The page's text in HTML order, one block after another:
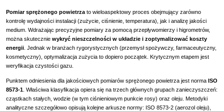
Pomiar sprężonego powietrza to wieloaspektowy proces obejmujący zarówno
kontrolę wydajności instalacji (zużycie, ciśnienie, temperatura), jak i analizę jakości
medium. Wdrażając precyzyjne pomiary za pomocą przepływomierzy i higrometrów,
można skutecznie wykryć nieszczelności w układzie i zoptymalizować koszty
energii . Jednak w branżach rygorystycznych (przemysł spożywczy, farmaceutyczny,
kosmetyczny), optymalizacja zużycia to dopiero początek. Krytycznym etapem jest
weryfikacja czystości gazu.
Punktem odniesienia dla jakościowych pomiarów sprężonego powietrza jest norma ISO
8573-1 . Właściwa klasyfikacja opiera się na trzech głównych grupach zanieczyszczeń:
cząstkach stałych, wodzie (w tym ciśnieniowym punkcie rosy) oraz oleju. Metodyki
analityczne szczegółowo opisują kolejne arkusze normy: ISO 8573-2 (aerozol oleju),